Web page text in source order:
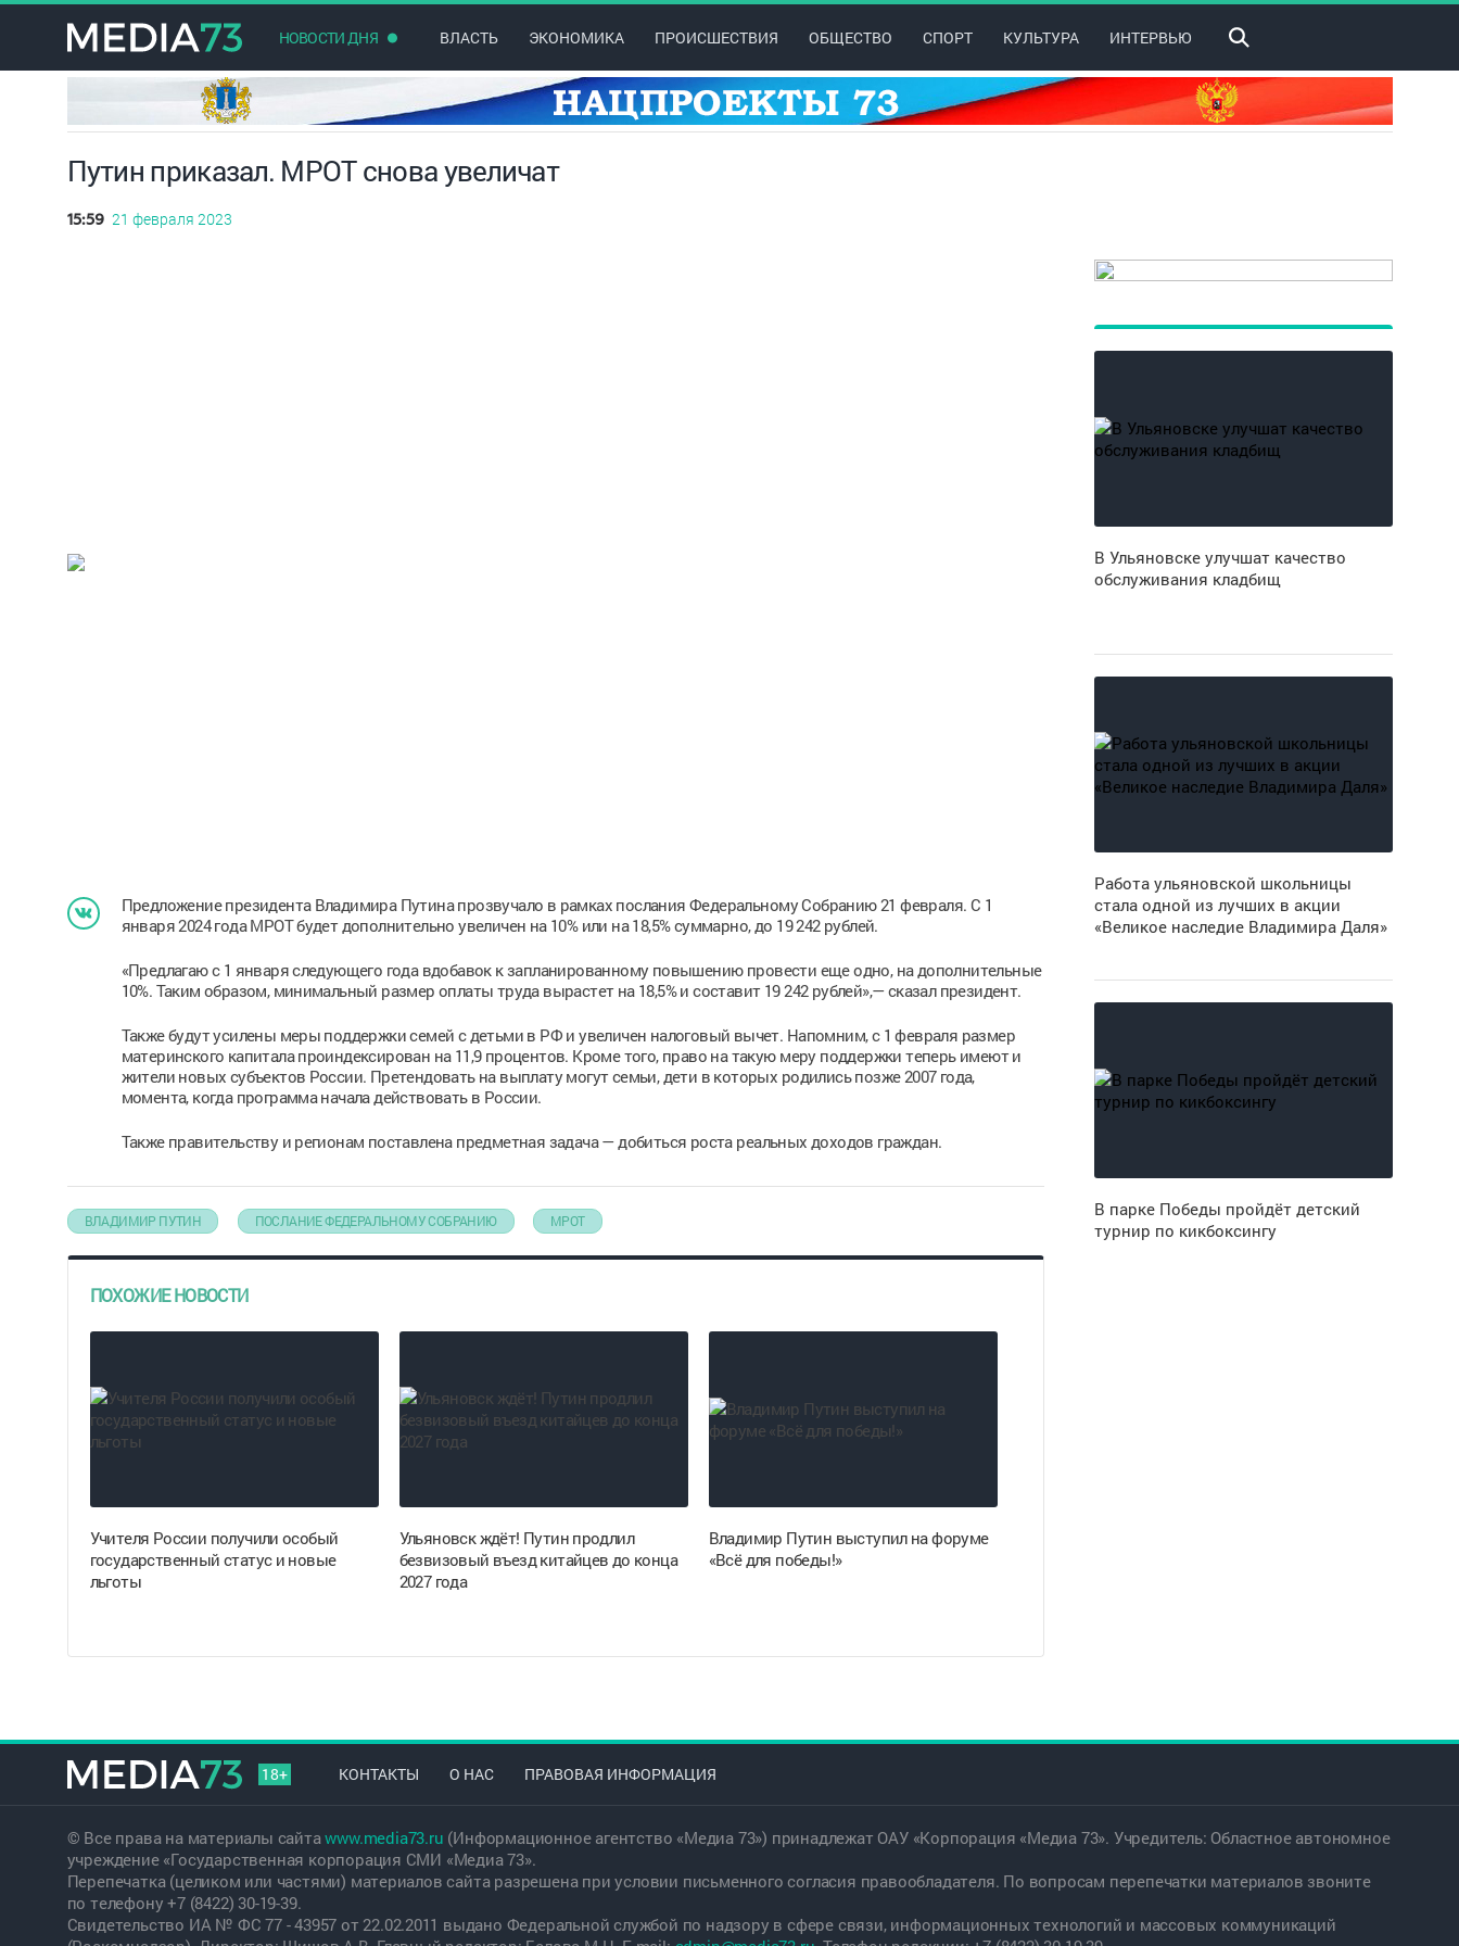
НОВОСТИ ДНЯ ВЛАСТЬ ЭКОНОМИКА ПРОИСШЕСТВИЯ ОБЩЕСТВО СПОРТ КУЛЬТУРА ИНТЕРВЬЮ
Путин приказал. МРОТ снова увеличат
15:59 21 февраля 2023
Предложение президента Владимира Путина прозвучало в рамках послания Федеральному Собранию 21 февраля. С 1
января 2024 года МРОТ будет дополнительно увеличен на 10% или на 18,5% суммарно, до 19 242 рублей.
«Предлагаю с 1 января следующего года вдобавок к запланированному повышению провести еще одно, на дополнительные
10%. Таким образом, минимальный размер оплаты труда вырастет на 18,5% и составит 19 242 рублей»,— сказал президент.
Также будут усилены меры поддержки семей с детьми в РФ и увеличен налоговый вычет. Напомним, с 1 февраля размер
материнского капитала проиндексирован на 11,9 процентов. Кроме того, право на такую меру поддержки теперь имеют и
жители новых субъектов России. Претендовать на выплату могут семьи, дети в которых родились позже 2007 года,
момента, когда программа начала действовать в России.
Также правительству и регионам поставлена предметная задача — добиться роста реальных доходов граждан.
ВЛАДИМИР ПУТИН ПОСЛАНИЕ ФЕДЕРАЛЬНОМУ СОБРАНИЮ МРОТ
ПОХОЖИЕ НОВОСТИ
Учителя России получили особый
государственный статус и новые
льготы
Ульяновск ждёт! Путин продлил
безвизовый въезд китайцев до конца
2027 года
Владимир Путин выступил на форуме
«Всё для победы!»
В Ульяновске улучшат качество
обслуживания кладбищ
Работа ульяновской школьницы
стала одной из лучших в акции
«Великое наследие Владимира Даля»
В парке Победы пройдёт детский
турнир по кикбоксингу
18+ КОНТАКТЫ О НАС ПРАВОВАЯ ИНФОРМАЦИЯ
© Все права на материалы сайтаwww.media73.ru (Информационное агентство «Медиа 73») принадлежат ОАУ «Корпорация «Медиа 73». Учредитель: Областное автономное
учреждение «Государственная корпорация СМИ «Медиа 73».
Перепечатка (целиком или частями) материалов сайта разрешена при условии письменного согласия правообладателя. По вопросам перепечатки материалов звоните
по телефону +7 (8422) 30-19-39.
Свидетельство ИА № ФС 77 - 43957 от 22.02.2011 выдано Федеральной службой по надзору в сфере связи, информационных технологий и массовых коммуникаций